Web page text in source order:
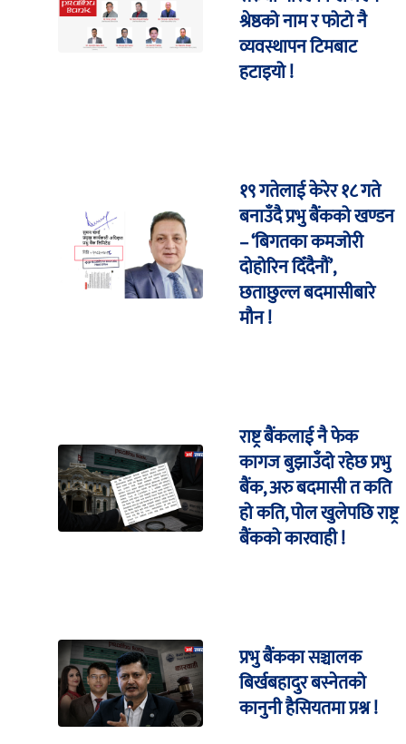
श्रेष्ठको नाम र फोटो नै
व्यवस्थापन टिमबाट
हटाइयो !
१९ गतेलाई केरेर १८ गते
बनाउँदै प्रभु बैंकको खण्डन
– ‘बिगतका कमजोरी
दोहोरिन दिँदैनौं’,
छताछुल्ल बदमासीबारे
मौन !
राष्ट्र बैंकलाई नै फेक
कागज बुझाउँदो रहेछ प्रभु
बैंक, अरु बदमासी त कति
हो कति, पोल खुलेपछि राष्ट्र
बैंकको कारवाही !
प्रभु बैंकका सञ्चालक
बिर्खबहादुर बस्नेतको
कानुनी हैसियतमा प्रश्न !